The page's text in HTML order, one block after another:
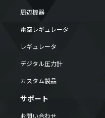
周辺機器
電空レギュレータ
レギュレータ
デジタル圧力計
カスタム製品
サポート
お問い合わせ